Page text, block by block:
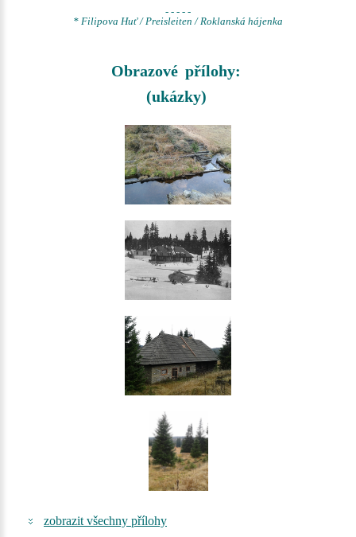
- - - - -
* Filipova Huť / Preisleiten / Roklanská hájenka
Obrazové přílohy:
(ukázky)
zobrazit všechny přílohy